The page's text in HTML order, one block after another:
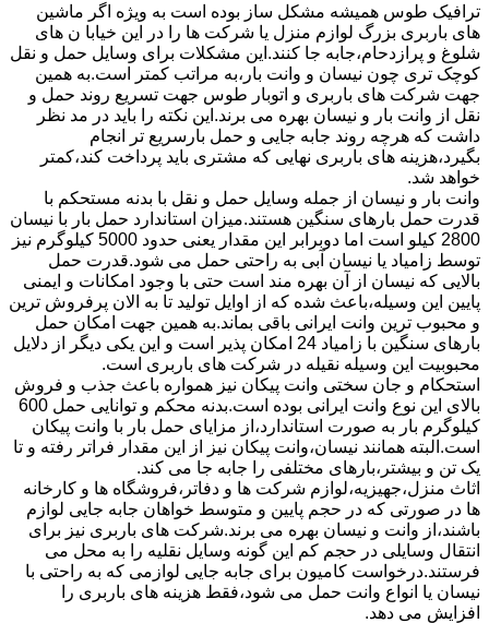
ترافیک طوس همیشه مشکل ساز بوده است به ویژه اگر ماشین
های باربری بزرگ لوازم منزل یا شرکت ها را در این خیابا ن های
شلوغ و پرازدحام،جابه جا کنند.این مشکلات برای وسایل حمل و نقل
کوچک تری چون نیسان و وانت بار،به مراتب کمتر است.به همین
جهت شرکت های باربری و اتوبار طوس جهت تسریع روند حمل و
نقل از وانت بار و نیسان بهره می برند.این نکته را باید در مد نظر
داشت که هرچه روند جابه جایی و حمل بارسریع تر انجام
بگیرد،هزینه های باربری نهایی که مشتری باید پرداخت کند،کمتر
خواهد شد.
وانت بار و نیسان از جمله وسایل حمل و نقل با بدنه مستحکم با
قدرت حمل بارهای سنگین هستند.میزان استاندارد حمل بار با نیسان
2800 کیلو است اما دوبرابر این مقدار یعنی حدود 5000 کیلوگرم نیز
توسط زامیاد یا نیسان آبی به راحتی حمل می شود.قدرت حمل
بالایی که نیسان از آن بهره مند است حتی با وجود امکانات و ایمنی
پایین این وسیله،باعث شده که از اوایل تولید تا به الان پرفروش ترین
و محبوب ترین وانت ایرانی باقی بماند.به همین جهت امکان حمل
بارهای سنگین با زامیاد 24 امکان پذیر است و این یکی دیگر از دلایل
محبوبیت این وسیله نقیله در شرکت های باربری است.
استحکام و جان سختی وانت پیکان نیز همواره باعث جذب و فروش
بالای این نوع وانت ایرانی بوده است.بدنه محکم و توانایی حمل 600
کیلوگرم بار به صورت استاندارد،از مزایای حمل بار با وانت پیکان
است.البته همانند نیسان،وانت پیکان نیز از این مقدار فراتر رفته و تا
یک تن و بیشتر،بارهای مختلفی را جابه جا می کند.
اثاث منزل،جهیزیه،لوازم شرکت ها و دفاتر،فروشگاه ها و کارخانه
ها در صورتی که در حجم پایین و متوسط خواهان جابه جایی لوازم
باشند،از وانت و نیسان بهره می برند.شرکت های باربری نیز برای
انتقال وسایلی در حجم کم این گونه وسایل نقلیه را به محل می
فرستند.درخواست کامیون برای جابه جایی لوازمی که به راحتی با
نیسان یا انواع وانت حمل می شود،فقط هزینه های باربری را
افزایش می دهد.